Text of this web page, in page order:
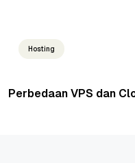
Hosting
Perbedaan VPS dan